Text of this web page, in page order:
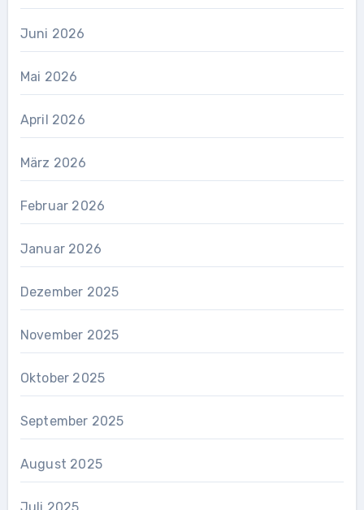
Juni 2026
Mai 2026
April 2026
März 2026
Februar 2026
Januar 2026
Dezember 2025
November 2025
Oktober 2025
September 2025
August 2025
Juli 2025